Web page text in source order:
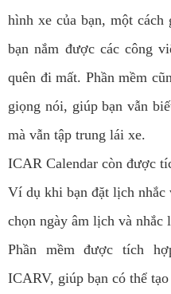
hình xe của bạn, một
bạn nắm được các công
quên đi mất. Phần mềm
giọng nói, giúp bạn vẫn
mà vẫn tập trung lái xe.
ICAR Calendar còn được
Ví dụ khi bạn đặt lịch nhắc
chọn ngày âm lịch và nhắc
Phần mềm được tích
ICARV, giúp bạn có thể